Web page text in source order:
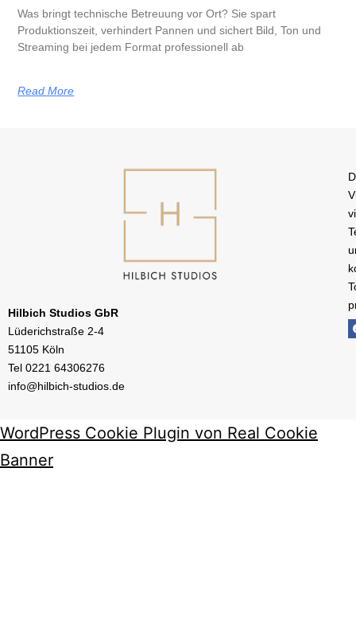
Was bringt technische Betreuung vor Ort? Sie spart
Produktionszeit, verhindert Pannen und sichert Bild, Ton und
Streaming bei jedem Format professionell ab
Read More
Hilbich Studios GbR
Lüderichstraße 2-4
51105 Köln
Tel 0221 64306276
info@hilbich-studios.de
WordPress Cookie Plugin von Real Cookie
Banner